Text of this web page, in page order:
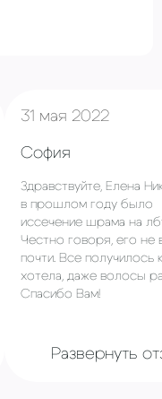
31 мая 2022
София
Здравствуйте, Елена
в прошлом году было
иссечение шрама на
Честно говоря, его не
почти. Все получилось
хотела, даже волосы
Спасибо Вам!
Развернуть